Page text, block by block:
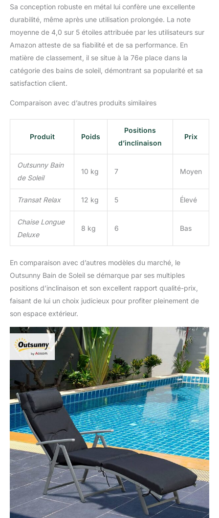
Sa conception robuste en métal lui confère une excellente
durabilité, même après une utilisation prolongée. La note
moyenne de 4,0 sur 5 étoiles attribuée par les utilisateurs sur
Amazon atteste de sa fiabilité et de sa performance. En
matière de classement, il se situe à la 76e place dans la
catégorie des bains de soleil, démontrant sa popularité et sa
satisfaction client.
Comparaison avec d’autres produits similaires
Produit Poids
Positions
d’inclinaison
Prix
Outsunny Bain
de Soleil
10 kg 7 Moyen
Transat Relax 12 kg 5 Élevé
Chaise Longue
Deluxe
8 kg 6 Bas
En comparaison avec d’autres modèles du marché, le
Outsunny Bain de Soleil se démarque par ses multiples
positions d’inclinaison et son excellent rapport qualité-prix,
faisant de lui un choix judicieux pour profiter pleinement de
son espace extérieur.